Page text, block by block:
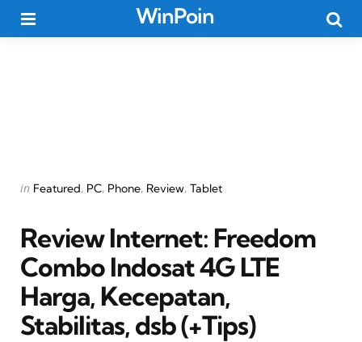
WinPoin
Categories
Posted
in Featured PC Phone Review Tablet
Review Internet: Freedom
Combo Indosat 4G LTE 
Harga, Kecepatan,
Stabilitas, dsb (+Tips)